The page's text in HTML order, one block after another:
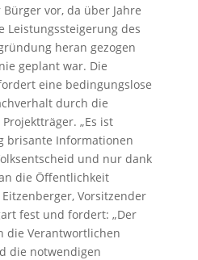
vor, da über Jahre
Leistungssteigerung des
heran gezogen
geplant war. Die
eine bedingungslose
durch die
„Es ist
brisante Informationen
und nur dank
die Öffentlichkeit
Vorsitzender
fest und fordert: „Der
die Verantwortlichen
die notwendigen